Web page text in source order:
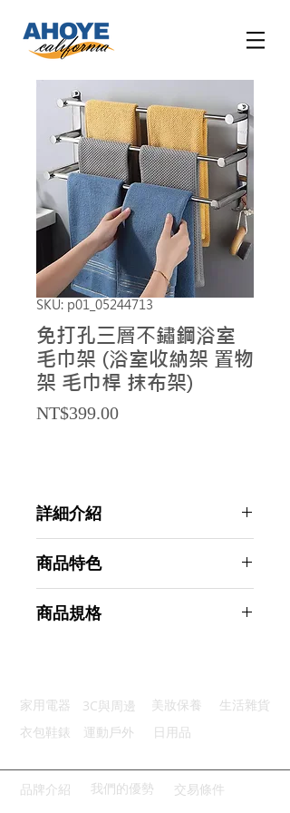
SKU: p01_05244713
免打孔三層不鏽鋼浴室
毛巾架 (浴室收納架 置物
架 毛巾桿 抹布架)
NT$399.00Price
詳細介紹
商品特色
無痕安裝：免打孔保護牆面外觀
商品規格
商品型號：p01_05244713
主要材質：不鏽鋼
商品重量(g)：260
產地名稱：中國大陸
家用電器 3C與周邊 美妝保養
生活雜貨
衣包鞋錶
運動戶外 日用品
品牌介紹 我們的優勢 交易條件